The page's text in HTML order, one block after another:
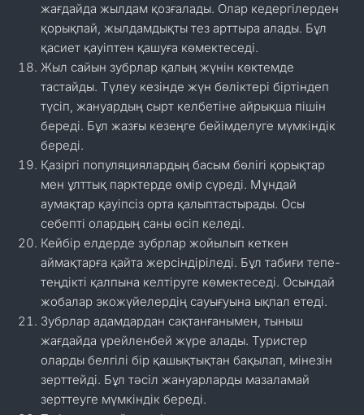
жағдайда жылдам қозғалады. Олар кедергілерден
қорықпай, жылдамдықты тез арттыра алады. Бұл
қасиет қауіптен қашуға көмектеседі.
Жыл сайын зубрлар қалың жүнін көктемде
тастайды. Түлеу кезінде жүн бөліктері біртіндеп
түсіп, жануардың сырт келбетіне айрықша пішін
береді. Бұл жазғы кезеңге бейімделуге мүмкіндік
береді.
Қазіргі популяциялардың басым бөлігі қорықтар
мен ұлттық парктерде өмір сүреді. Мұндай
аумақтар қауіпсіз орта қалыптастырады. Осы
себепті олардың саны өсіп келеді.
Кейбір елдерде зубрлар жойылып кеткен
аймақтарға қайта жерсіндіріледі. Бұл табиғи тепе-
теңдікті қалпына келтіруге көмектеседі. Осындай
жобалар экожүйелердің сауығуына ықпал етеді.
Зубрлар адамдардан сақтанғанымен, тыныш
жағдайда үрейленбей жүре алады. Туристер
оларды белгілі бір қашықтықтан бақылап, мінезін
зерттейді. Бұл тәсіл жануарларды мазаламай
зерттеуге мүмкіндік береді.